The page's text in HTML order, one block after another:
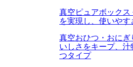
真空ピュアボックス
を実現し、使いや
真空おひつ・おにぎ
いしさをキープ、
つタイプ